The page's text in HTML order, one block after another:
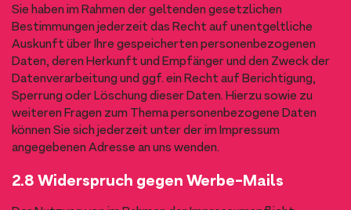
Sie haben im Rahmen der geltenden gesetzlichen
Bestimmungen jederzeit das Recht auf unentgeltliche
Auskunft über Ihre gespeicherten personenbezogenen
Daten, deren Herkunft und Empfänger und den Zweck der
Datenverarbeitung und ggf. ein Recht auf Berichtigung,
Sperrung oder Löschung dieser Daten. Hierzu sowie zu
weiteren Fragen zum Thema personenbezogene Daten
können Sie sich jederzeit unter der im Impressum
angegebenen Adresse an uns wenden.
2.8 Widerspruch gegen Werbe-Mails